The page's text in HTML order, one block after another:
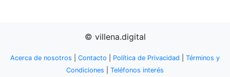
© villena.digital
Acerca de nosotros Contacto Política de Privacidad
Términos y
Condiciones
Teléfonos interés